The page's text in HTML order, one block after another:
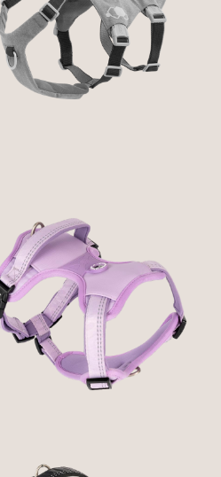
ECO - OCEAN - HARNES
DE 3 PONTOS -
HURTTA
68,99 € — 88,99 €
GOTCHA! SMART ID
SPORT HARNESS -
MATRIX 2.0 LILÁS
44,90 € — 59,90 €